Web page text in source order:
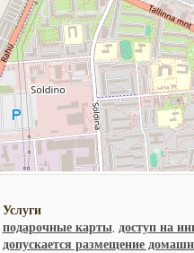
Услуги
подарочные карты, доступ на
допускается размещение